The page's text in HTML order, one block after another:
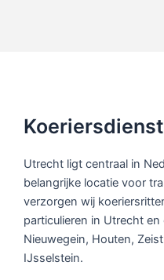
Utrecht ligt centraal in
belangrijke locatie voor
verzorgen wij
particulieren in Utrecht
Nieuwegein, Houten,
IJsselstein.